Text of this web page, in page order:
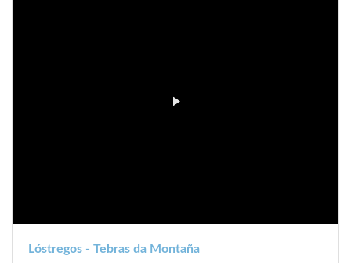
Lóstregos - Tebras da Montaña